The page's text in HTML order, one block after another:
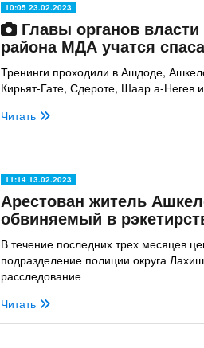
10:05 23.02.2023
Главы органов
района МДА учатся
Тренинги проходили в Ашдоде,
Кирьят-Гате, Сдероте, Шаар а-Негев
Читать
11:14 13.02.2023
Арестован житель
обвиняемый в
В течение последних трех месяцев
подразделение полиции округа
расследование
Читать